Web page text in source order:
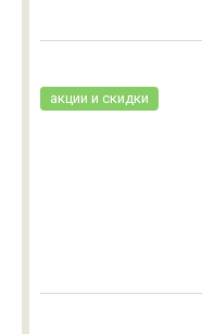
aкции и скидки